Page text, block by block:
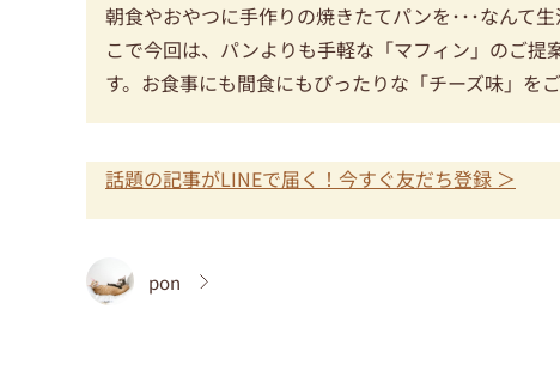
朝食やおやつに手作りの焼きたてパンを･･･なんて
こで今回は、パンよりも手軽な「マフィン」のご
す。お食事にも間食にもぴったりな「チーズ味」を
話題の記事がLINEで届く！今すぐ友だち登録 ＞
pon